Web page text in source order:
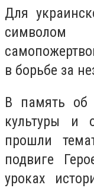
Для
в борьбе за
В память об
культуры и
прошли
подвиге
уроках